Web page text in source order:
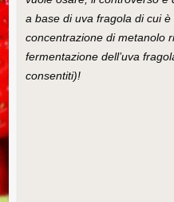
a base di uva fragola di cui
concentrazione di metanolo
fermentazione dell’uva
consentiti)!